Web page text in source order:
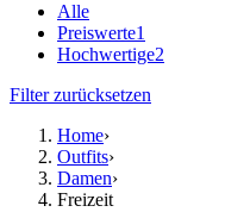
Alle
Preiswerte1
Hochwertige2
Filter zurücksetzen
Home›
Outfits›
Damen›
Freizeit